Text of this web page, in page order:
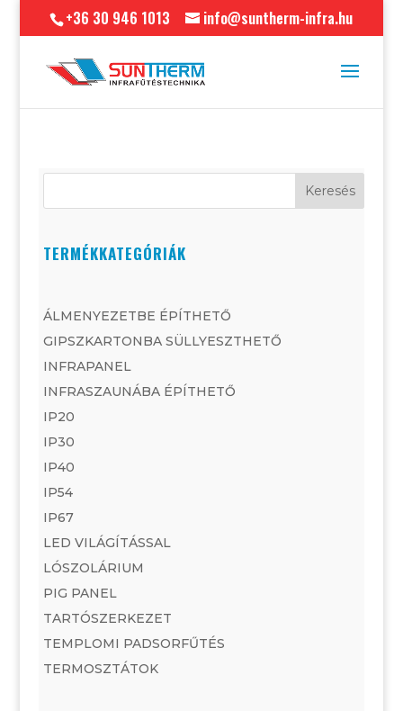
+36 30 946 1013 info@suntherm-infra.hu
Keresés
TERMÉKKATEGÓRIÁK
ÁLMENYEZETBE ÉPÍTHETŐ
GIPSZKARTONBA SÜLLYESZTHETŐ
INFRAPANEL
INFRASZAUNÁBA ÉPÍTHETŐ
IP20
IP30
IP40
IP54
IP67
LED VILÁGÍTÁSSAL
LÓSZOLÁRIUM
PIG PANEL
TARTÓSZERKEZET
TEMPLOMI PADSORFŰTÉS
TERMOSZTÁTOK